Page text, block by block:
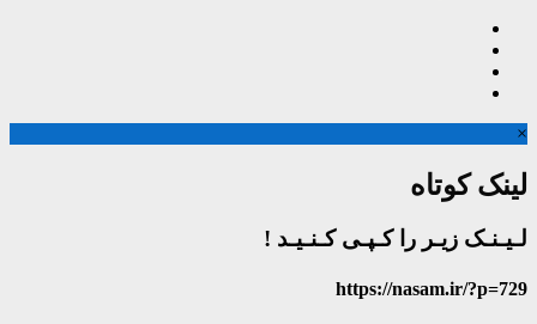
×
لینک کوتاه
لـیـنـک زیـر را کـپـی کـنـیـد !
https://nasam.ir/?p=729